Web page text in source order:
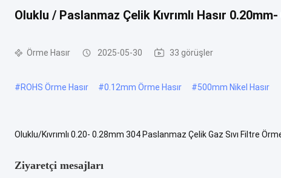
Oluklu / Paslanmaz Çelik Kıvrımlı Hasır
Örme Hasır 2025-05-30 33 görüşler
#ROHS Örme Hasır #0.12mm Örme Hasır #500mm Nikel Hasır
Oluklu/Kıvrımlı 0.20- 0.28mm 304 Paslanmaz Çelik Gaz Sıvı Filtre
Ziyaretçi mesajları